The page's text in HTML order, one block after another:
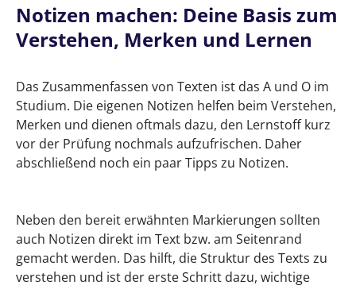
Notizen machen: Deine Basis zum
Verstehen, Merken und Lernen
Das Zusammenfassen von Texten ist das A und O im
Studium. Die eigenen Notizen helfen beim Verstehen,
Merken und dienen oftmals dazu, den Lernstoff kurz
vor der Prüfung nochmals aufzufrischen. Daher
abschließend noch ein paar Tipps zu Notizen.
Neben den bereit erwähnten Markierungen sollten
auch Notizen direkt im Text bzw. am Seitenrand
gemacht werden. Das hilft, die Struktur des Texts zu
verstehen und ist der erste Schritt dazu, wichtige